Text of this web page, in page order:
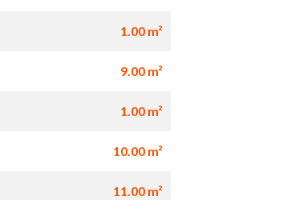
1.00 m²
9.00 m²
1.00 m²
10.00 m²
11.00 m²